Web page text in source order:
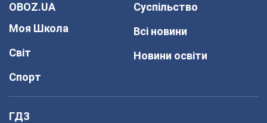
OBOZ.UA
Моя Школа
Світ
Спорт
Суспільство
Всі новини
Новини освіти
ГДЗ